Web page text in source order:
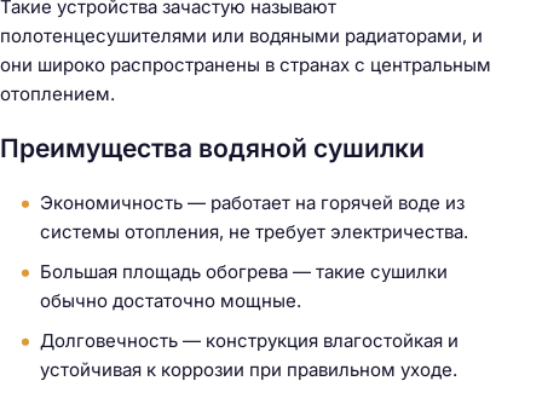
Такие устройства зачастую называют
полотенцесушителями или водяными радиаторами, и
они широко распространены в странах с центральным
отоплением.
Преимущества водяной сушилки
Экономичность — работает на горячей воде из
системы отопления, не требует электричества.
Большая площадь обогрева — такие сушилки
обычно достаточно мощные.
Долговечность — конструкция влагостойкая и
устойчивая к коррозии при правильном уходе.